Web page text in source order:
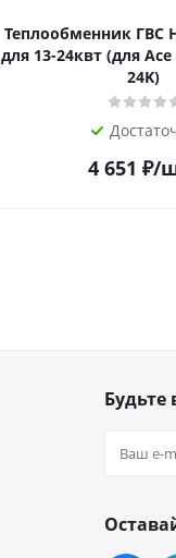
Теплообменник ГВС
для 13-24квт (для Ace
24K)
4 651 ₽/
Будьте